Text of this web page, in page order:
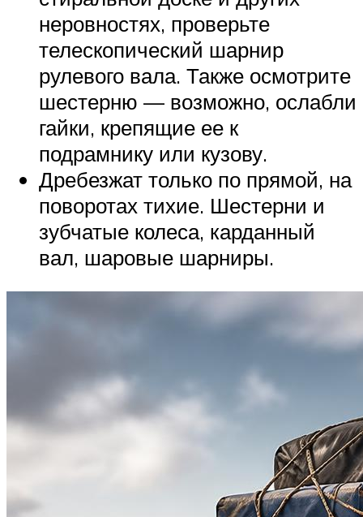
неровностях, проверьте
телескопический шарнир
рулевого вала. Также осмотрите
шестерню — возможно, ослабли
гайки, крепящие ее к
подрамнику или кузову.
Дребезжат только по прямой, на
поворотах тихие. Шестерни и
зубчатые колеса, карданный
вал, шаровые шарниры.